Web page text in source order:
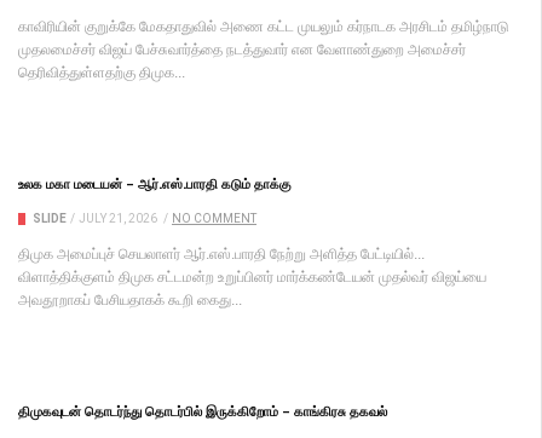
காவிரியின் குறுக்கே மேகதாதுவில் அணை கட்ட முயலும் கர்நாடக அரசிடம் தமிழ்நாடு
முதலமைச்சர் விஜய் பேச்சுவார்த்தை நடத்துவார் என வேளாண்துறை அமைச்சர்
தெரிவித்துள்ளதற்கு திமுக...
உலக மகா மடையன் – ஆர்.எஸ்.பாரதி கடும் தாக்கு
SLIDE / JULY 21, 2026 / NO COMMENT
திமுக அமைப்புச் செயலாளர் ஆர்.எஸ்.பாரதி நேற்று அளித்த பேட்டியில்...
விளாத்திக்குளம் திமுக சட்டமன்ற உறுப்பினர் மார்க்கண்டேயன் முதல்வர் விஜய்யை
அவதூறாகப் பேசியதாகக் கூறி கைது...
திமுகவுடன் தொடர்ந்து தொடர்பில் இருக்கிறோம் – காங்கிரசு தகவல்